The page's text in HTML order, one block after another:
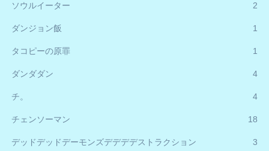
ソウルイーター 2
ダンジョン飯 1
タコピーの原罪 1
ダンダダン 4
チ。 4
チェンソーマン 18
デッドデッドデーモンズデデデデストラクション 3